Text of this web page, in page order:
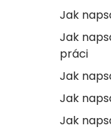
Jak
Jak
práci
Jak
Jak
Jak